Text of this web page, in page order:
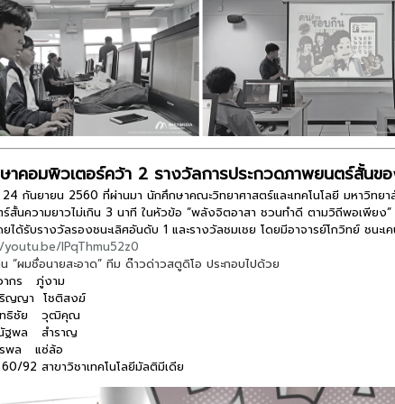
าคอมพิวเตอร์คว้า 2 รางวัลการประกวดภาพยนตร์สั้นขอ
กันยายน 2560 ที่ผ่านมา นักศึกษาคณะวิทยาศาสตร์และเทคโนโลยี มหาวิทย
สั้นความยาวไม่เกิน 3 นาที ในหัวข้อ “พลังจิตอาสา ชวนทำดี ตามวิถีพอเพียง
ได้รับรางวัลรองชนะเลิศอันดับ 1 และรางวัลชมเชย โดยมีอาจารย์โกวิทย์ ชนะ
lPqThmu52z0
“ผมชื่อนายสะอาด” ทีม ด๊าวด่าวสตูดิโอ ประกอบไปด้วย
ากร ภู่งาม
ริญญา โชติสงฆ์
ทธิชัย วุฒิคุณ
ฐพล สำราญ
รพล แซ่ล้อ
92 สาขาวิชาเทคโนโลยีมัลติมีเดีย